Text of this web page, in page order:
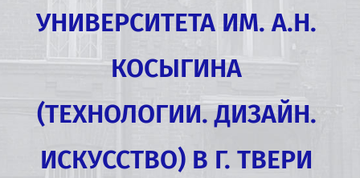
УНИВЕРСИТЕТА ИМ. А.Н.
КОСЫГИНА
(ТЕХНОЛОГИИ. ДИЗАЙН.
ИСКУССТВО) В Г. ТВЕРИ